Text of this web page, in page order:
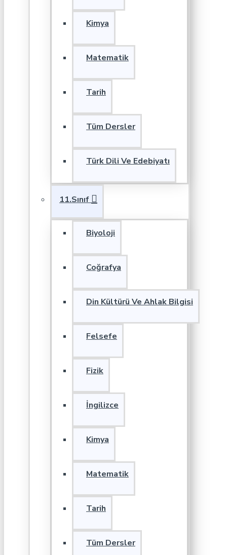
Kimya
Matematik
Tarih
Tüm Dersler
Türk Dili Ve Edebiyatı
11.Sınıf
Biyoloji
Coğrafya
Din Kültürü Ve Ahlak Bilgisi
Felsefe
Fizik
İngilizce
Kimya
Matematik
Tarih
Tüm Dersler